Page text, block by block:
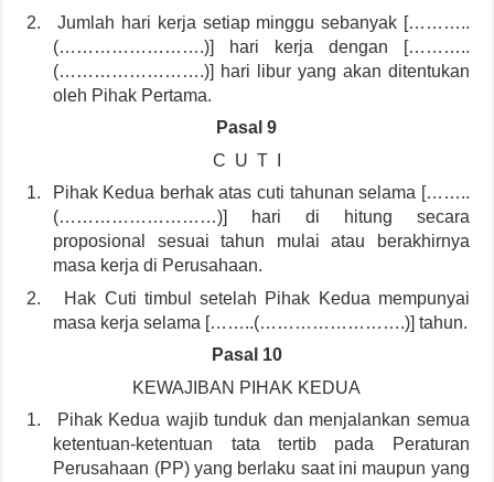
2.
Jumlah hari kerja setiap minggu sebanyak [………..
(…………………….)] hari kerja dengan [………..
(…………………….)] hari libur yang akan ditentukan
oleh Pihak Pertama.
Pasal 9
C U T I
1.
Pihak Kedua berhak atas cuti tahunan selama [……..
(………………………)] hari di hitung secara
proposional sesuai tahun mulai atau berakhirnya
masa kerja di Perusahaan.
2.
Hak Cuti timbul setelah Pihak Kedua mempunyai
masa kerja selama [……..(…………………….)] tahun.
Pasal 10
KEWAJIBAN PIHAK KEDUA
1.
Pihak Kedua wajib tunduk dan menjalankan semua
ketentuan-ketentuan tata tertib pada Peraturan
Perusahaan (PP) yang berlaku saat ini maupun yang